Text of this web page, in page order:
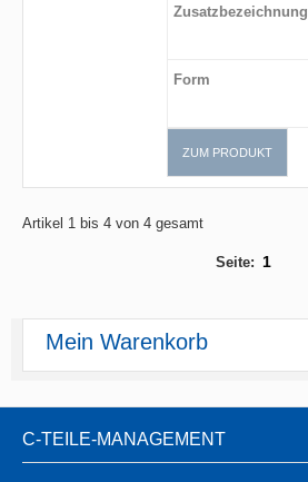
Zusatzbezeichnung
Form
ZUM PRODUKT
Artikel 1 bis 4 von 4 gesamt
Seite: 1
Mein Warenkorb
C-TEILE-MANAGEMENT